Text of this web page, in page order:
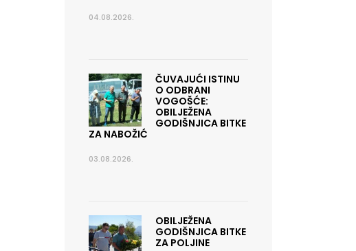
04.08.2026.
ČUVAJUĆI ISTINU
O ODBRANI
VOGOŠĆE:
OBILJEŽENA
GODIŠNJICA BITKE
ZA NABOŽIĆ
03.08.2026.
OBILJEŽENA
GODIŠNJICA BITKE
ZA POLJINE